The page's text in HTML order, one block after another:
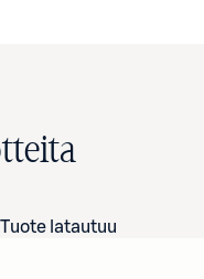
Tuote latautuu